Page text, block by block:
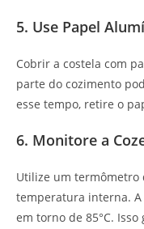
5. Use Papel
Cobrir a costela com
parte do cozimento
esse tempo, retire o
6. Monitore a
Utilize um termômetro
temperatura interna.
em torno de 85°C.